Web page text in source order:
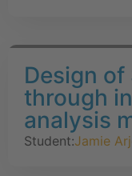
Design
through
analysis
Student:Jamie